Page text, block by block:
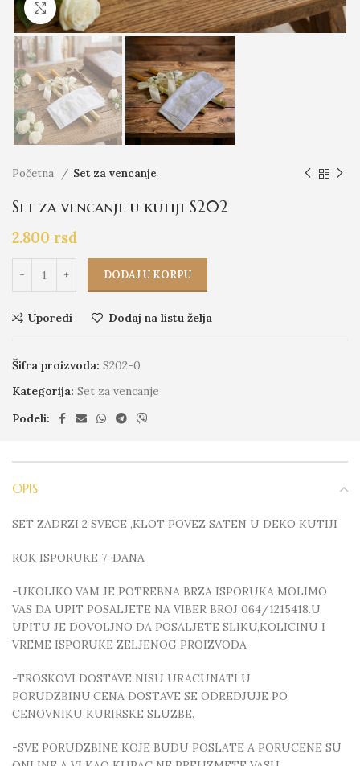
Click to enlarge
Početna Set za vencanje
Set za vencanje u kutiji S202
2.800 rsd
DODAJ U KORPU
Uporedi Dodaj na listu želja
Šifra proizvoda: S202-0
Kategorija: Set za vencanje
Podeli:
OPIS
SET ZADRZI 2 SVECE ,KLOT POVEZ SATEN U DEKO KUTIJI
ROK ISPORUKE 7-DANA
-UKOLIKO VAM JE POTREBNA BRZA ISPORUKA MOLIMO
VAS DA UPIT POSALJETE NA VIBER BROJ 064/1215418.U
UPITU JE DOVOLJNO DA POSALJETE SLIKU,KOLICINU I
VREME ISPORUKE ZELJENOG PROIZVODA
-TROSKOVI DOSTAVE NISU URACUNATI U
PORUDZBINU.CENA DOSTAVE SE ODREDJUJE PO
CENOVNIKU KURIRSKE SLUZBE.
-SVE PORUDZBINE KOJE BUDU POSLATE A PORUCENE SU